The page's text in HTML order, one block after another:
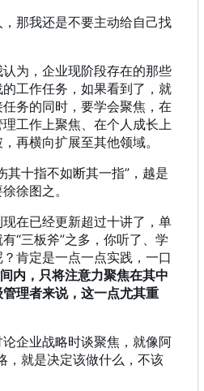
那我还是不要主动给自己找
为，企业现阶段存在的那些
工作任务，如果看到了，就
务的同时，要学会聚焦，在
工作上聚焦、在个人成长上
再横向扩展至其他领域。
其十指不如断其一指”，越是
徐图之。
在已经更新超过十讲了，单
“三板斧”之多，你听了、学
肯定是一点一点实践，一口
内，只将注意力聚焦在其中
理者来说，这一点尤其重
企业战略时谈聚焦，就像阿
，就是决定该做什么，不该